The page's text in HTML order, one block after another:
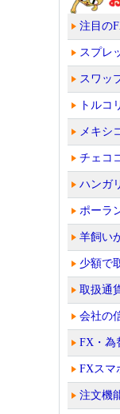
注目の
スプレ
スワッ
トルコ
メキシ
チェコ
ハンガ
ポーラ
羊飼い
少額で
取扱通
会社の
FX・為
FXスマ
注文機